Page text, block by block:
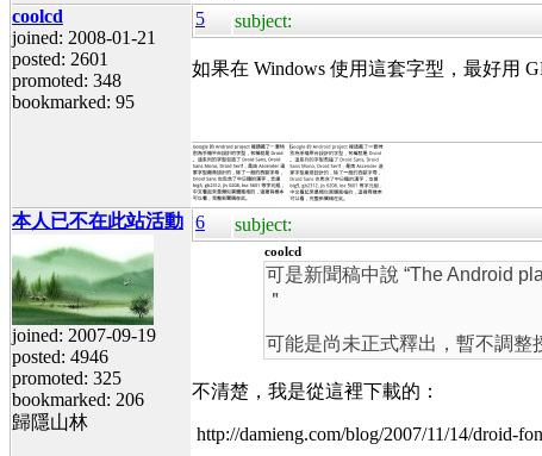
coolcd
joined: 2008-01-21
posted: 2601
promoted: 348
bookmarked: 95
5 subject:
如果在 Windows 使用這套字型，最好用
本人已不在此站活動
joined: 2007-09-19
posted: 4946
promoted: 325
bookmarked: 206
歸隱山林
6 subject:
coolcd
可是新聞稿中說 “The Android
＂
可能是尚未正式釋出，暫不調整
不清楚，我是從這裡下載的：
http://damieng.com/blog/2007/11/14/droid-